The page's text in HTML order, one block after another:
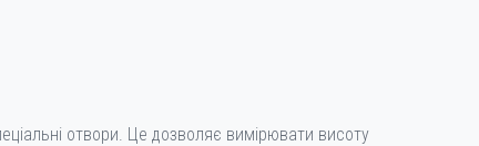
отвори. Це дозволяє вимірювати висоту